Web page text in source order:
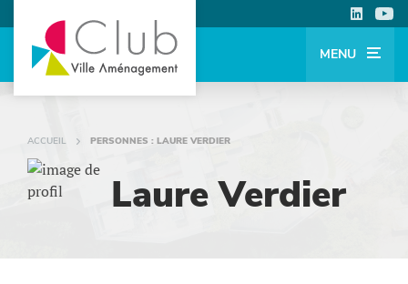
MENU
ACCUEIL PERSONNES : LAURE VERDIER
Laure Verdier